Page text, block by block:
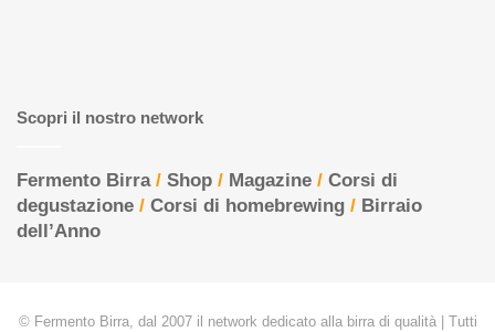
Scopri il nostro network
Fermento Birra/ Shop / Magazine / Corsi di
degustazione / Corsi di homebrewing / Birraio
dell’Anno
© Fermento Birra, dal 2007 il network dedicato alla birra di qualità | Tutti